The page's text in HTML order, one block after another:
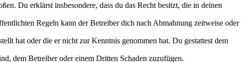
Du erklärst insbesondere, dass du das Recht besitzt, die in deinen
Regeln kann der Betreiber dich nach Abmahnung zeitweise oder
hat oder die er nicht zur Kenntnis genommen hat. Du gestattest dem
dem Betreiber oder einem Dritten Schaden zuzufügen.